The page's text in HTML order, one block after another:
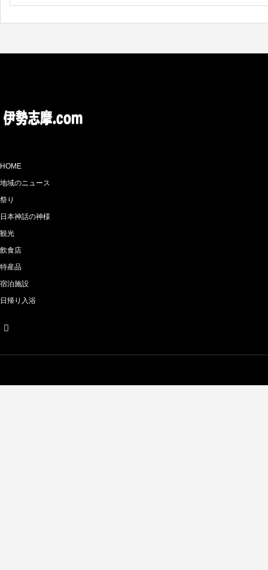
HOME
地域のニュース
祭り
日本神話の神様
観光
飲食店
特産品
宿泊施設
日帰り入浴